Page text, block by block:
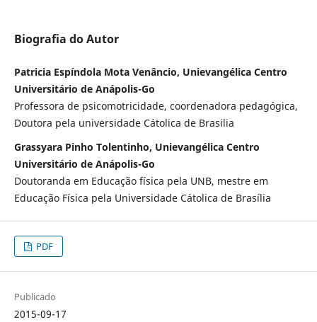
Biografia do Autor
Patricia Espíndola Mota Venâncio, Unievangélica Centro
Universitário de Anápolis-Go
Professora de psicomotricidade, coordenadora pedagógica,
Doutora pela universidade Cátolica de Brasilia
Grassyara Pinho Tolentinho, Unievangélica Centro
Universitário de Anápolis-Go
Doutoranda em Educação física pela UNB, mestre em
Educação Física pela Universidade Cátolica de Brasília
PDF
Publicado
2015-09-17